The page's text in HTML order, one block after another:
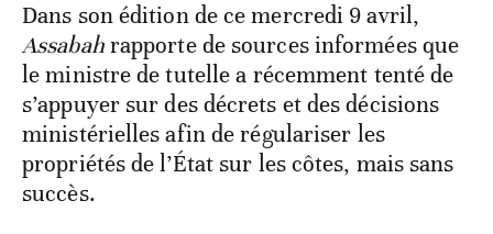
Dans son édition de ce mercredi 9 avril,
Assabahrapporte de sources informées que
le ministre de tutelle a récemment tenté de
s’appuyer sur des décrets et des décisions
ministérielles afin de régulariser les
propriétés de l’État sur les côtes, mais sans
succès.